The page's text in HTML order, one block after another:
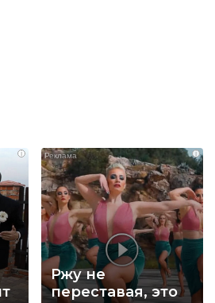
i i
Ржу не
переставая, это